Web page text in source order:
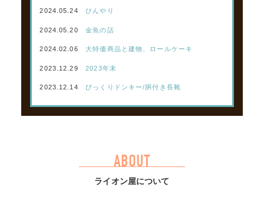
2024.05.24 ひんやり
2024.05.20 金魚の話
2024.02.06 大特価商品と建物、ロールケーキ
2023.12.29 2023年末
2023.12.14 びっくりドンキー/胴付き長靴
ABOUT
ライオン屋について